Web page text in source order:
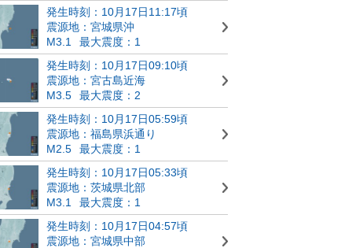
発生時刻：10月17日11:17頃
震源地：宮城県沖
M3.1
最大震度：1
発生時刻：10月17日09:10頃
震源地：宮古島近海
M3.5
最大震度：2
発生時刻：10月17日05:59頃
震源地：福島県浜通り
M2.5
最大震度：1
発生時刻：10月17日05:33頃
震源地：茨城県北部
M3.1
最大震度：1
発生時刻：10月17日04:57頃
震源地：宮城県中部